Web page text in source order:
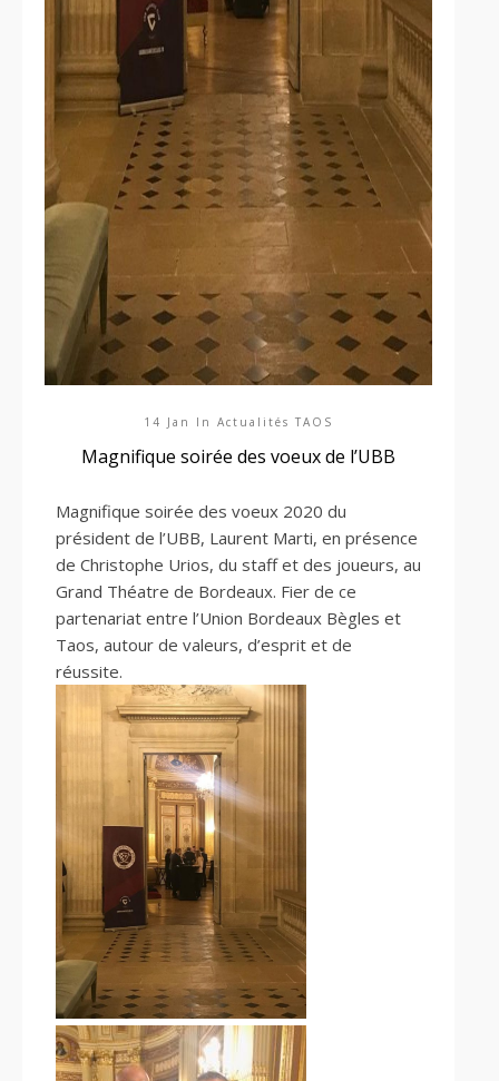
14 Jan In Actualités TAOS
Magnifique soirée des voeux de l’UBB
Magnifique soirée des voeux 2020 du
président de l’UBB, Laurent Marti, en présence
de Christophe Urios, du staff et des joueurs, au
Grand Théatre de Bordeaux. Fier de ce
partenariat entre l’Union Bordeaux Bègles et
Taos, autour de valeurs, d’esprit et de
réussite.